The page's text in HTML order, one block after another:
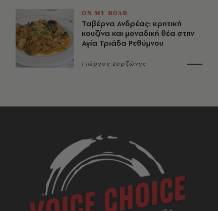
ON MY ROAD
Ταβέρνα Ανδρέας: κρητική
κουζίνα και μοναδική θέα στην
Αγία Τριάδα Ρεθύμνου
Γιώργος Ζαρζώνης